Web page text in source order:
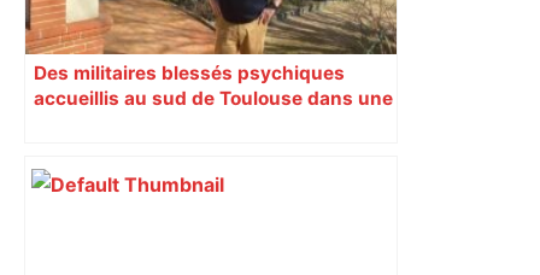
Des militaires blessés psychiques
accueillis au sud de Toulouse dans une